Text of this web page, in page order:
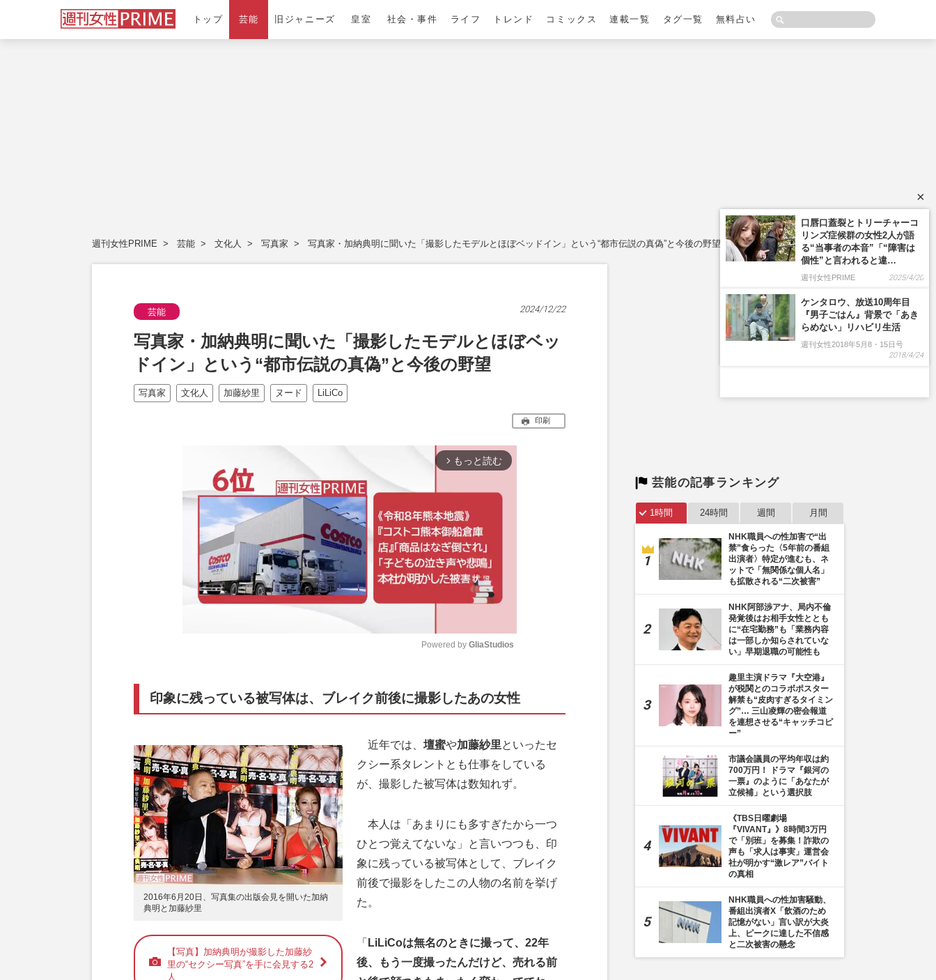
トップ 芸能 旧ジャニーズ 皇室 社会・事件 ライフ トレンド コミックス 連載一覧 タグ一覧 無料占い
週刊女性PRIME 芸能 文化人 写真家 写真家・加納典明に聞いた「撮影したモデルとほぼベッドイン」という“都市伝説の真偽”と今後の野望
芸能 2024/12/22
写真家・加納典明に聞いた「撮影したモデルとほぼベッ
ドイン」という“都市伝説の真偽”と今後の野望
写真家 文化人 加藤紗里 ヌード LiLiCo
印刷
arrow_forward_ios もっと読む
u
e
Powered by GliaStudios
印象に残っている被写体は、ブレイク前後に撮影したあの女性
2016年6月20日、写真集の出版会見を開いた加納
典明と加藤紗里
【写真】加納典明が撮影した加藤紗
里の“セクシー写真”を手に会見する2
人
近年では、 壇蜜や加藤紗里といったセ
クシー系タレントとも仕事をしている
が、撮影した被写体は数知れず。
本人は「あまりにも多すぎたから一つ
ひとつ覚えてないな」と言いつつも、印
象に残っている被写体として、ブレイク
前後で撮影をしたこの人物の名前を挙げ
た。
「 LiLiCoは無名のときに撮って、22年
後、もう一度撮ったんだけど、売れる前
芸能の記事ランキング
1時間 24時間 週間 月間
NHK職員への性加害で“出
禁”食らった〈5年前の番組
出演者〉特定が進むも、ネ
ットで「無関係な個人名」
も拡散される“二次被害”
NHK阿部渉アナ、局内不倫
発覚後はお相手女性ととも
に“在宅勤務”も「業務内容
は一部しか知らされていな
い」早期退職の可能性も
趣里主演ドラマ『大空港』
が税関とのコラボポスター
解禁も“皮肉すぎるタイミン
グ”… 三山凌輝の密会報道
を連想させる“キャッチコピ
ー”
市議会議員の平均年収は約
700万円！ ドラマ『銀河の
一票』のように「あなたが
立候補」という選択肢
《TBS日曜劇場
『VIVANT』》8時間3万円
で「別班」を募集！詐欺の
声も「求人は事実」運営会
社が明かす“激レア”バイト
の真相
NHK職員への性加害騒動、
番組出演者X「飲酒のため
記憶がない」言い訳が大炎
上、ピークに達した不信感
と二次被害の懸念
×